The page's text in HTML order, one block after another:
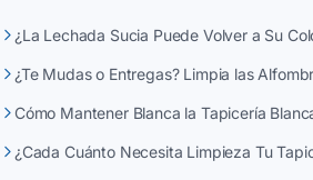
¿La Lechada Sucia Puede Volver a Su
¿Te Mudas o Entregas? Limpia las
Cómo Mantener Blanca la Tapicería
¿Cada Cuánto Necesita Limpieza Tu